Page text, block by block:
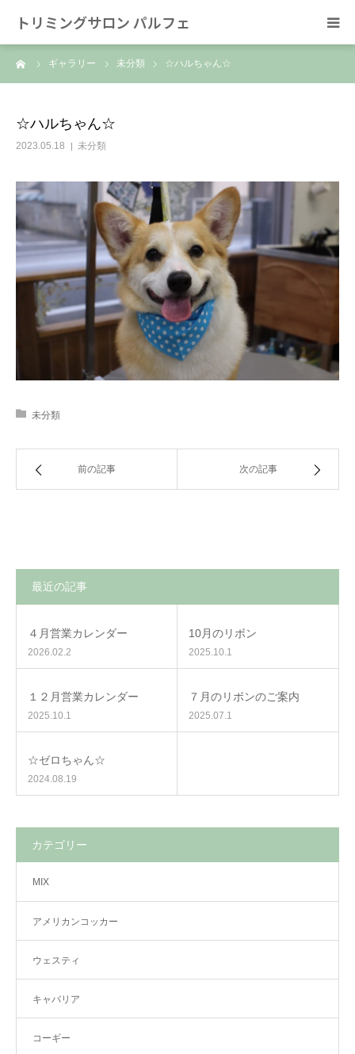
トリミングサロン パルフェ
ギャラリー 未分類 ☆ハルちゃん☆
☆ハルちゃん☆
2023.05.18 未分類
未分類
前の記事 次の記事
最近の記事
４月営業カレンダー
2026.02.2
10月のリボン
2025.10.1
１２月営業カレンダー
2025.10.1
７月のリボンのご案内
2025.07.1
☆ゼロちゃん☆
2024.08.19
カテゴリー
MIX
アメリカンコッカー
ウェスティ
キャバリア
コーギー
HOME
スタッフ
SNS/リンク